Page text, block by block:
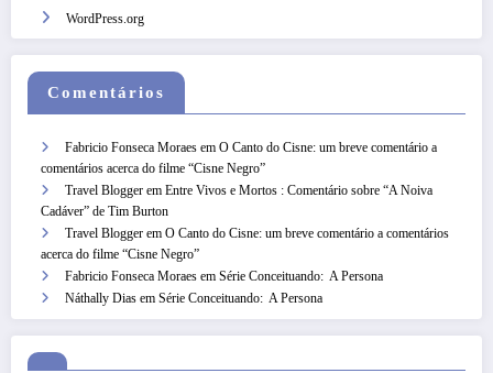
WordPress.org
Comentários
Fabricio Fonseca Moraes em O Canto do Cisne: um breve comentário a
comentários acerca do filme “Cisne Negro”
Travel Blogger em Entre Vivos e Mortos : Comentário sobre “A Noiva
Cadáver” de Tim Burton
Travel Blogger em O Canto do Cisne: um breve comentário a comentários
acerca do filme “Cisne Negro”
Fabricio Fonseca Moraes em Série Conceituando: A Persona
Náthally Dias em Série Conceituando: A Persona